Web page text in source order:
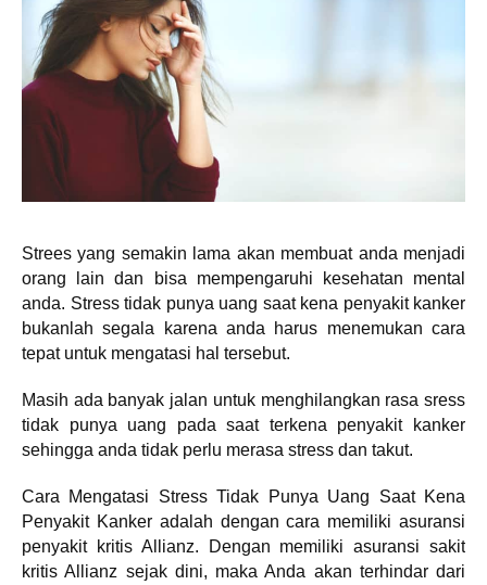
Strees yang semakin lama akan membuat anda menjadi
orang lain dan bisa mempengaruhi kesehatan mental
anda. Stress tidak punya uang saat kena penyakit kanker
bukanlah segala karena anda harus menemukan cara
tepat untuk mengatasi hal tersebut.
Masih ada banyak jalan untuk menghilangkan rasa sress
tidak punya uang pada saat terkena penyakit kanker
sehingga anda tidak perlu merasa stress dan takut.
Cara Mengatasi Stress Tidak Punya Uang Saat Kena
Penyakit Kanker adalah dengan cara memiliki asuransi
penyakit kritis Allianz. Dengan memiliki asuransi sakit
kritis Allianz sejak dini, maka Anda akan terhindar dari